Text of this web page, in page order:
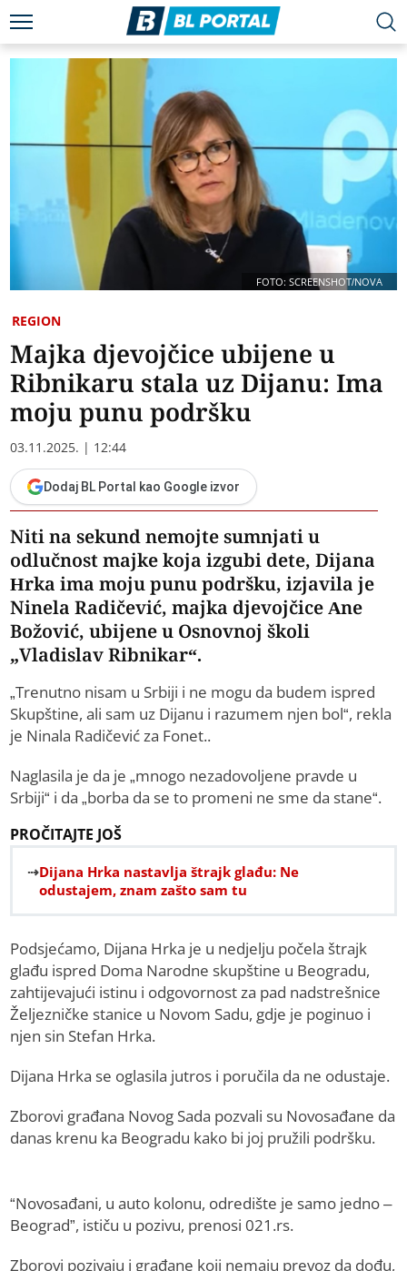
FOTO: SCREENSHOT/NOVA
REGION
Majka djevojčice ubijene u
Ribnikaru stala uz Dijanu: Ima
moju punu podršku
03.11.2025. | 12:44
Dodaj BL Portal kao Google izvor
Niti na sekund nemojte sumnjati u
odlučnost majke koja izgubi dete, Dijana
Hrka ima moju punu podršku, izjavila je
Ninela Radičević, majka djevojčice Ane
Božović, ubijene u Osnovnoj školi
„Vladislav Ribnikar“.
„Trenutno nisam u Srbiji i ne mogu da budem ispred
Skupštine, ali sam uz Dijanu i razumem njen bol“, rekla
je Ninala Radičević za Fonet..
Naglasila je da je „mnogo nezadovoljene pravde u
Srbiji“ i da „borba da se to promeni ne sme da stane“.
PROČITAJTE JOŠ
Dijana Hrka nastavlja štrajk glađu: Ne
odustajem, znam zašto sam tu
Podsjećamo, Dijana Hrka je u nedjelju počela štrajk
glađu ispred Doma Narodne skupštine u Beogradu,
zahtijevajući istinu i odgovornost za pad nadstrešnice
Željezničke stanice u Novom Sadu, gdje je poginuo i
njen sin Stefan Hrka.
Dijana Hrka se oglasila jutros i poručila da ne odustaje.
Zborovi građana Novog Sada pozvali su Novosađane da
danas krenu ka Beogradu kako bi joj pružili podršku.
“Novosađani, u auto kolonu, odredište je samo jedno –
Beograd”, ističu u pozivu, prenosi 021.rs.
Zborovi pozivaju i građane koji nemaju prevoz da dođu,